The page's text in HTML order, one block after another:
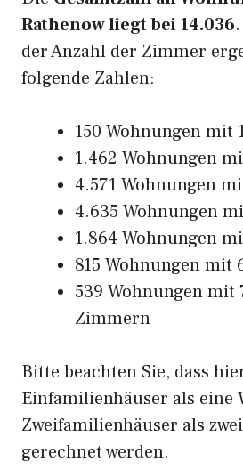
Rathenow liegt bei 14.036
der Anzahl der Zimmer
folgende Zahlen:
150 Wohnungen mit
1.462 Wohnungen
4.571 Wohnungen
4.635 Wohnungen
1.864 Wohnungen
815 Wohnungen mit
539 Wohnungen mit
Zimmern
Bitte beachten Sie, dass
Einfamilienhäuser als eine
Zweifamilienhäuser als
gerechnet werden.